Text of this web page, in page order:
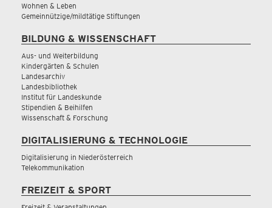
Wohnen & Leben
Gemeinnützige/mildtätige Stiftungen
BILDUNG & WISSENSCHAFT
Aus- und Weiterbildung
Kindergärten & Schulen
Landesarchiv
Landesbibliothek
Institut für Landeskunde
Stipendien & Beihilfen
Wissenschaft & Forschung
DIGITALISIERUNG & TECHNOLOGIE
Digitalisierung in Niederösterreich
Telekommunikation
FREIZEIT & SPORT